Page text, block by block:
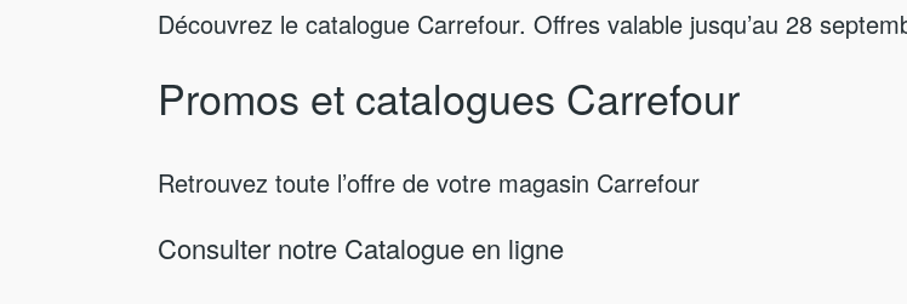
Découvrez le catalogue Carrefour. Offres valable jusqu’au 28
Promos et catalogues Carrefour
Retrouvez toute l’offre de votre magasin Carrefour
Consulter notre Catalogue en ligne